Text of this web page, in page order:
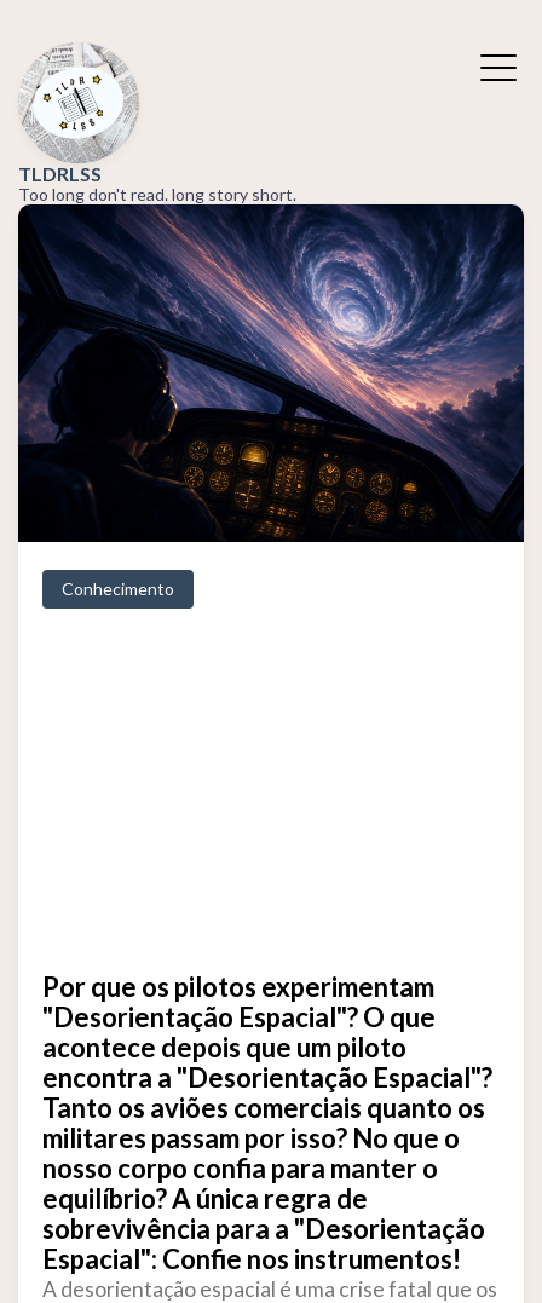
TLDRLSS
Too long don't read. long story short.
Conhecimento
Por que os pilotos experimentam
"Desorientação Espacial"? O que
acontece depois que um piloto
encontra a "Desorientação Espacial"?
Tanto os aviões comerciais quanto os
militares passam por isso? No que o
nosso corpo confia para manter o
equilíbrio? A única regra de
sobrevivência para a "Desorientação
Espacial": Confie nos instrumentos!
A desorientação espacial é uma crise fatal que os